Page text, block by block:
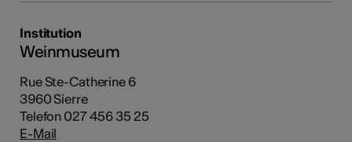
Institution
Weinmuseum
Rue Ste-Catherine 6
3960 Sierre
Telefon 027 456 35 25
E-Mail